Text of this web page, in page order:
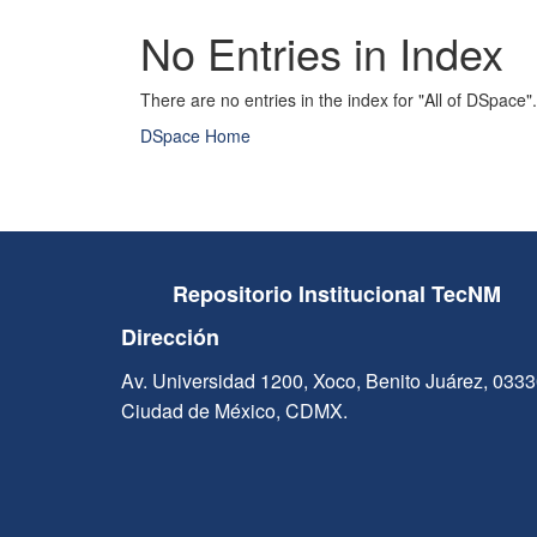
No Entries in Index
There are no entries in the index for "All of DSpace".
DSpace Home
Repositorio Institucional TecNM
Dirección
Av. Universidad 1200, Xoco, Benito Juárez,
Ciudad de México, CDMX.